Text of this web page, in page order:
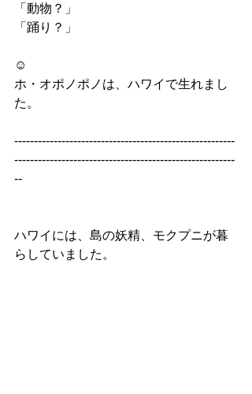
「動物？」
「踊り？」
☺︎
ホ・オポノポノは、ハワイで生れまし
た。
--------------------------------------------------------
--------------------------------------------------------
--
ハワイには、島の妖精、モクプニが暮
らしていました。